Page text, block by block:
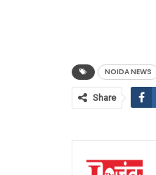
NOIDA NEWS
Share